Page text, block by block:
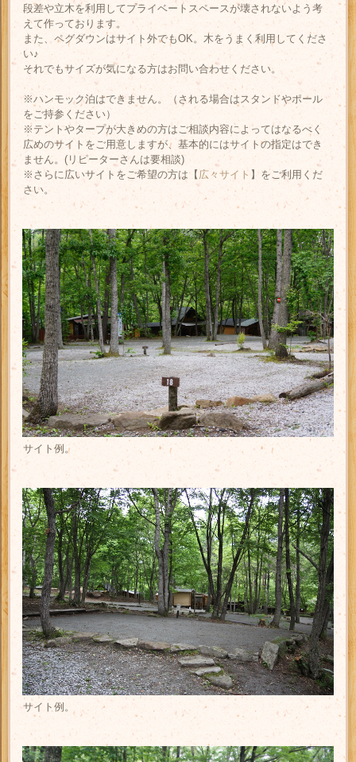
段差や立木を利用してプライベートスペースが壊されないよう考
えて作っております。
また、ペグダウンはサイト外でもOK。木をうまく利用してくださ
い♪
それでもサイズが気になる方はお問い合わせください。
※ハンモック泊はできません。（される場合はスタンドやポール
をご持参ください）
※テントやタープが大きめの方はご相談内容によってはなるべく
広めのサイトをご用意しますが、基本的にはサイトの指定はでき
ません。(リピーターさんは要相談)
※さらに広いサイトをご希望の方は【 広々サイト 】をご利用くだ
さい。
サイト例。
サイト例。